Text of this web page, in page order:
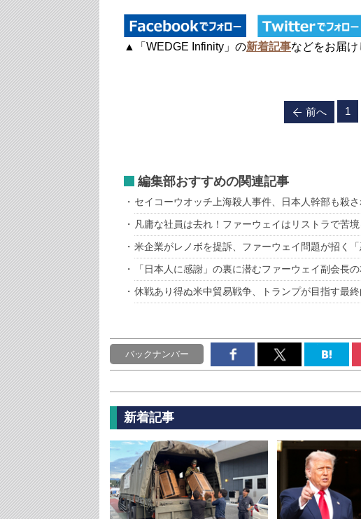
▲「WEDGE Infinity」の新着記事などをお届け
前へ 1
編集部おすすめの関連記事
セイコーウオッチ上海殺人事件、日本人幹部も殺
凡庸な社員は去れ！ファーウェイはリストラで苦
米企業がレノボを提訴、ファーウェイ問題が招く「
「日本人に感謝」の裏に潜むファーウェイ副会長
休戦あり得ぬ米中貿易戦争、トランプが目指す最
バックナンバー
新着記事